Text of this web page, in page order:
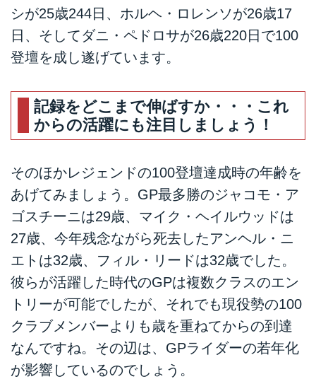
シが25歳244日、ホルヘ・ロレンソが26歳17
日、そしてダニ・ペドロサが26歳220日で100
登壇を成し遂げています。
記録をどこまで伸ばすか・・・これ
からの活躍にも注目しましょう！
そのほかレジェンドの100登壇達成時の年齢を
あげてみましょう。GP最多勝のジャコモ・ア
ゴスチーニは29歳、マイク・ヘイルウッドは
27歳、今年残念ながら死去したアンヘル・ニ
エトは32歳、フィル・リードは32歳でした。
彼らが活躍した時代のGPは複数クラスのエン
トリーが可能でしたが、それでも現役勢の100
クラブメンバーよりも歳を重ねてからの到達
なんですね。その辺は、GPライダーの若年化
が影響しているのでしょう。